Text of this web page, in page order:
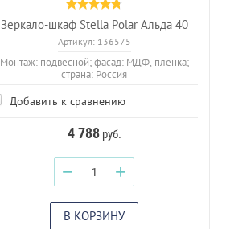
Зеркало-шкаф Stella Polar Альда 40
Артикул:136575
Монтаж: подвесной; фасад: МДФ, пленка;
страна: Россия
Добавить к сравнению
4 788руб.
− +
В КОРЗИНУ